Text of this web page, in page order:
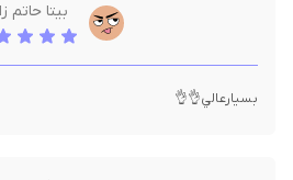
بيتا حاتم
بسيارعالي👌👌